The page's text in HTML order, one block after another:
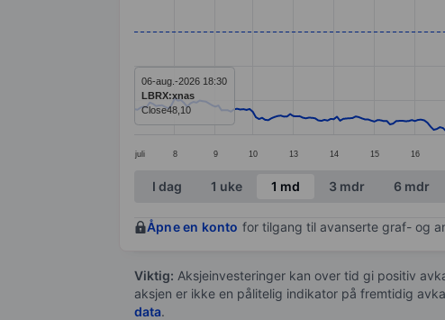
The chart has 1 X axis displaying categories.
juli 8 9 10 13 14 15 16
06-aug.-2026 18:30
LBRX:xnas
Close48,10
End of interactive chart.
I dag 1 uke 1 md 3 mdr 6 mdr
Åpne en konto for tilgang til avanserte graf- og
Viktig: Aksjeinvesteringer kan over tid gi positiv
aksjen er ikke en pålitelig indikator på fremtidig
data.